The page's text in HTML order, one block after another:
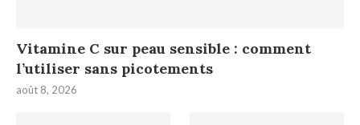
Vitamine C sur peau sensible : comment
l’utiliser sans picotements
août 8, 2026